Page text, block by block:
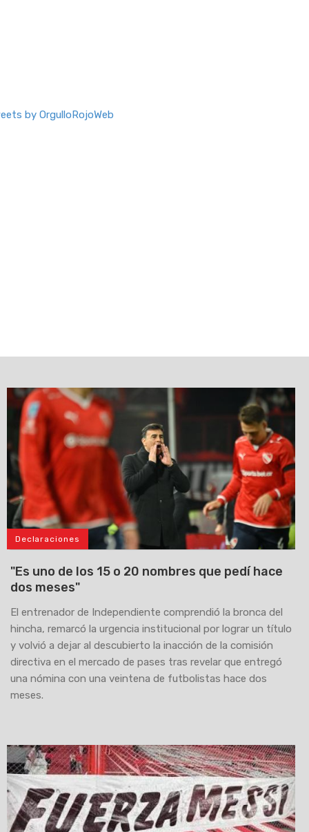
by OrgulloRojoWeb
Declaraciones
"Es uno de los 15 o 20 nombres que pedí hace
dos meses"
El entrenador de Independiente comprendió la bronca del
hincha, remarcó la urgencia institucional por lograr un título
y volvió a dejar al descubierto la inacción de la comisión
directiva en el mercado de pases tras revelar que entregó
una nómina con una veintena de futbolistas hace dos
meses.